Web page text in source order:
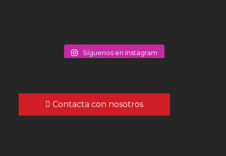
Síguenos en Instagram
Contacta con nosotros